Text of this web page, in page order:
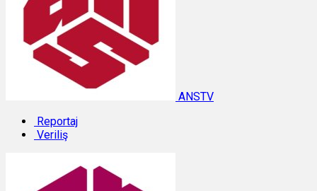
ANSTV
Reportaj
Veriliş